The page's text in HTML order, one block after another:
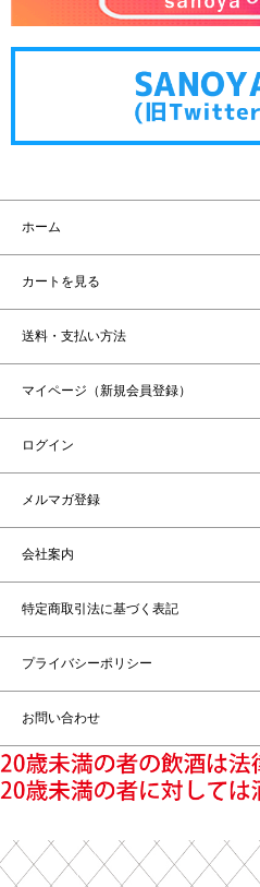
ホーム
カートを見る
送料・支払い方法
マイページ（新規会員登録）
ログイン
メルマガ登録
会社案内
特定商取引法に基づく表記
プライバシーポリシー
お問い合わせ